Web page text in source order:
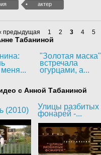
актер
‹ предыдущая 1 2 3 4 5
Табаниной
"Золотая маска"
встречала
огурцами, а...
с Анной Табаниной
(2010)
Улицы разбитых
фонарей -...